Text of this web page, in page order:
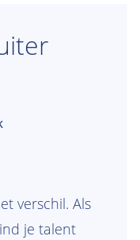
verschil. Als
je talent